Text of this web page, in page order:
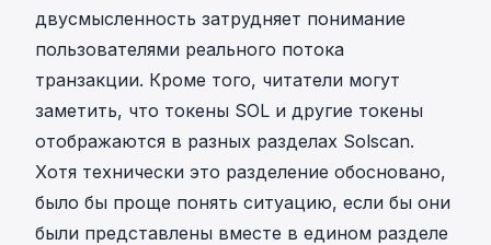
двусмысленность затрудняет понимание
пользователями реального потока
транзакции. Кроме того, читатели могут
заметить, что токены SOL и другие токены
отображаются в разных разделах Solscan.
Хотя технически это разделение обосновано,
было бы проще понять ситуацию, если бы они
были представлены вместе в едином разделе